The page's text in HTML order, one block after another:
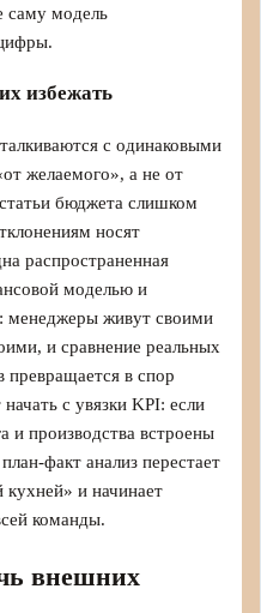
саму модель
избежать
с одинаковыми
желаемого», а не от
бюджета слишком
носят
распространенная
моделью и
менеджеры живут своими
и сравнение реальных
превращается в спор
с увязки KPI: если
и производства встроены
анализ перестает
и начинает
команды.
внешних